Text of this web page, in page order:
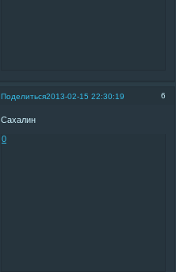
Поделиться 6
2013-02-15 22:30:19
Сахалин
0